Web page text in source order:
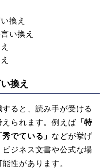
換え
い換え
換え
ると、読み手が受ける
られます。例えば 「特
でている」 などが挙げ
ジネス文書や公式な場
性があります。